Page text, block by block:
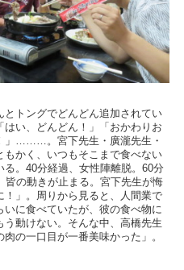
トングでどんどん追加されてい
はい、どんどん！」「おかわりお
」………。宮下先生・廣瀧先生・
かく、いつもそこまで食べない
。40分経過、女性陣離脱。60分
皆の動きが止まる。宮下先生が悔
！」。周りから見ると、人間業で
に食べていたが、彼の食べ物に
動けない。そんな中、高橋先生
の一口目が一番美味かった」。